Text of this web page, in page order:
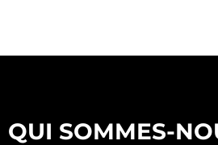
QUI SOMMES-